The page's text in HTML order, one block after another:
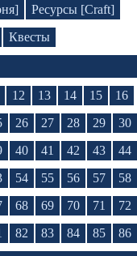
Ресурсы [Craft]
Квесты
12 13 14 15
16
26 27 28 29
30
40 41 42 43
44
54 55 56 57
58
68 69 70 71
72
82 83 84 85 86